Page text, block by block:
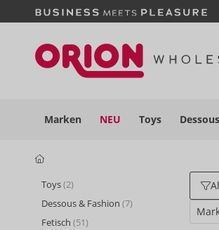
Marken NEU Toys Dessous
Toys(2)
Dessous & Fashion (7)
Fetisch (51)